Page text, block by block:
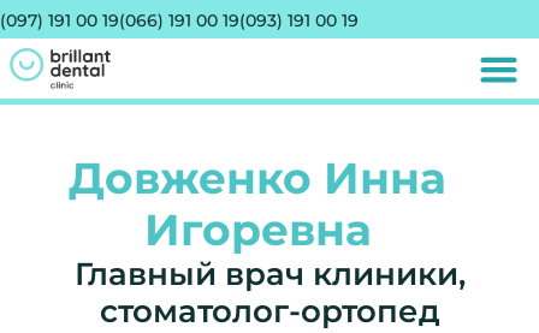
(097) 191 00 19(066) 191 00 19(093) 191 00 19
Довженко Инна
Игоревна
Главный врач клиники,
стоматолог-ортопед